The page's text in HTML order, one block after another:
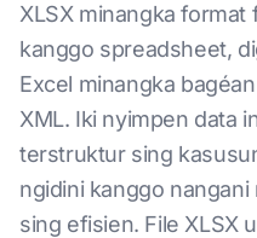
XLSX minangka
kanggo spreadsheet,
Excel minangka
XML. Iki nyimpen data
terstruktur sing
ngidini kanggo
sing efisien. File XLSX